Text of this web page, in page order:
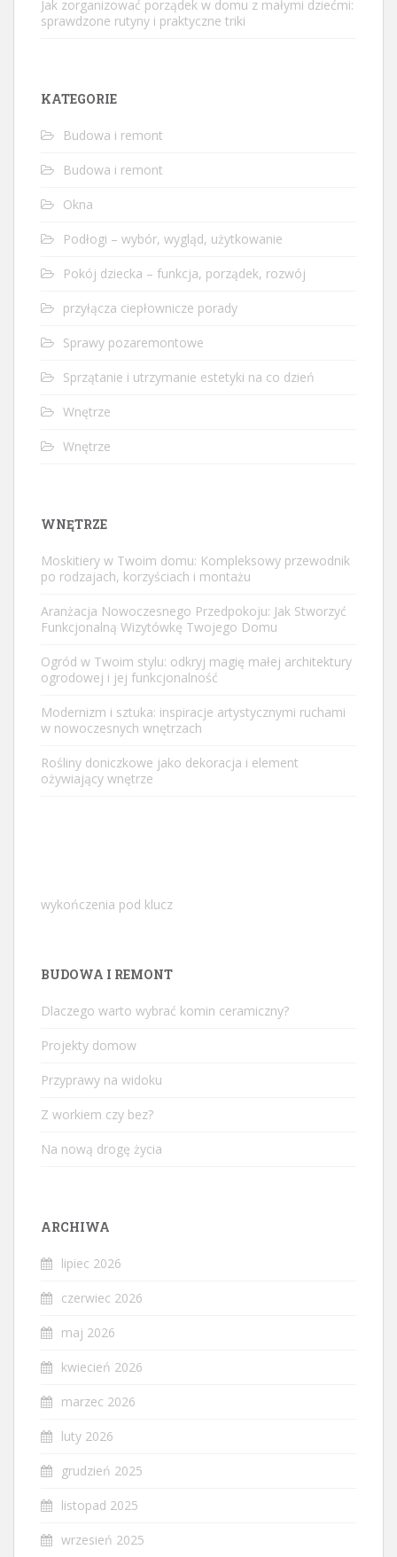
Jak zorganizować porządek w domu z małymi dziećmi:
sprawdzone rutyny i praktyczne triki
KATEGORIE
Budowa i remont
Budowa i remont
Okna
Podłogi – wybór, wygląd, użytkowanie
Pokój dziecka – funkcja, porządek, rozwój
przyłącza ciepłownicze porady
Sprawy pozaremontowe
Sprzątanie i utrzymanie estetyki na co dzień
Wnętrze
Wnętrze
WNĘTRZE
Moskitiery w Twoim domu: Kompleksowy przewodnik
po rodzajach, korzyściach i montażu
Aranżacja Nowoczesnego Przedpokoju: Jak Stworzyć
Funkcjonalną Wizytówkę Twojego Domu
Ogród w Twoim stylu: odkryj magię małej architektury
ogrodowej i jej funkcjonalność
Modernizm i sztuka: inspiracje artystycznymi ruchami
w nowoczesnych wnętrzach
Rośliny doniczkowe jako dekoracja i element
ożywiający wnętrze
wykończenia pod klucz
BUDOWA I REMONT
Dlaczego warto wybrać komin ceramiczny?
Projekty domow
Przyprawy na widoku
Z workiem czy bez?
Na nową drogę życia
ARCHIWA
lipiec 2026
czerwiec 2026
maj 2026
kwiecień 2026
marzec 2026
luty 2026
grudzień 2025
listopad 2025
wrzesień 2025